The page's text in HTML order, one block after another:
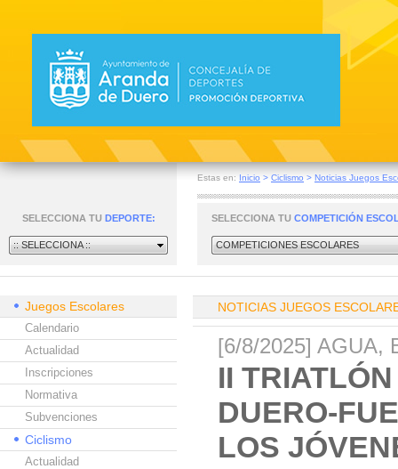
Estas en: Inicio > Ciclismo > Noticias Juegos
SELECCIONA TU DEPORTE:
:: SELECCIONA ::
SELECCIONA TU COMPETICIÓN
COMPETICIONES ESCOLARES
Juegos Escolares
Calendario
Actualidad
Inscripciones
Normativa
Subvenciones
Ciclismo
Actualidad
NOTICIAS JUEGOS
[6/8/2025] AGUA,
II
DUERO-
LOS